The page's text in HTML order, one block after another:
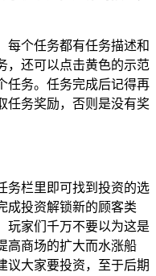
每个任务都有任务描述和
，还可以点击黄色的示范
任务。任务完成后记得再
任务奖励，否则是没有奖
务栏里即可找到投资的选
成投资解锁新的顾客类
玩家们千万不要以为这是
高商场的扩大而水涨船
议大家要投资，至于后期